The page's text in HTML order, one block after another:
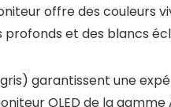
offre des couleurs
et des blancs
garantissent une
OLED de la